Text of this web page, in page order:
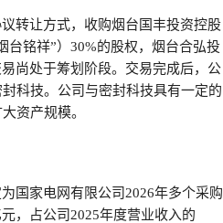
转让方式，收购烟台国丰投资控股
台铭祥”）30%的股权，烟台合弘投
尚处于筹划阶段。交易完成后，公
科技。公司与密封科技具有一定的
资产规模。
国家电网有限公司2026年多个采购
，占公司2025年度营业收入的